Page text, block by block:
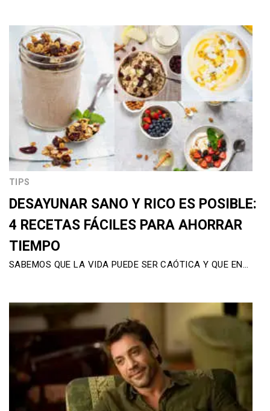
TIPS
DESAYUNAR SANO Y RICO ES POSIBLE:
4 RECETAS FÁCILES PARA AHORRAR
TIEMPO
SABEMOS QUE LA VIDA PUEDE SER CAÓTICA Y QUE EN…